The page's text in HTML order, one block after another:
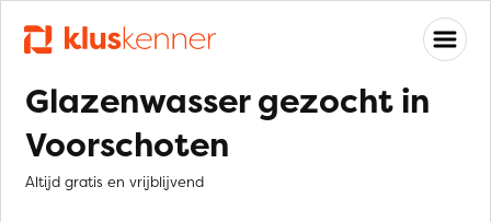
Glazenwasser gezocht in
Voorschoten
Altijd gratis en vrijblijvend